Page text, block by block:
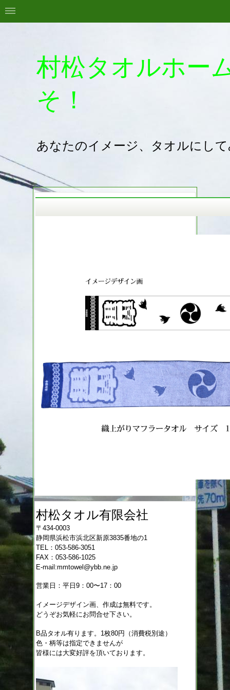
村松タオルホー
そ！
あなたのイメージ、タオルにし
村松タオル有限会社
〒434-0003
静岡県浜松市浜北区新原3835番地の1
TEL：053-586-3051
FAX：053-586-1025
E-mail:mmtowel@ybb.ne.jp
営業日：平日9：00〜17：00
イメージデザイン画、作成は無料です。
どうぞお気軽にお問合せ下さい。
B品タオル有ります。1枚80円（消費税別途）
色・柄等は指定できませんが
皆様には大変好評を頂いております。